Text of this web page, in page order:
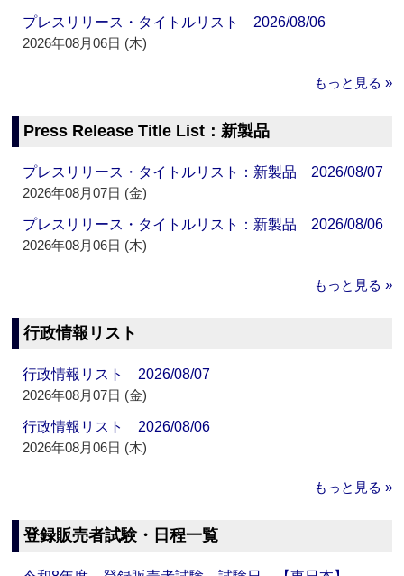
プレスリリース・タイトルリスト 2026/08/06
2026年08月06日 (木)
もっと見る »
Press Release Title List：新製品
プレスリリース・タイトルリスト：新製品 2026/08/07
2026年08月07日 (金)
プレスリリース・タイトルリスト：新製品 2026/08/06
2026年08月06日 (木)
もっと見る »
行政情報リスト
行政情報リスト 2026/08/07
2026年08月07日 (金)
行政情報リスト 2026/08/06
2026年08月06日 (木)
もっと見る »
登録販売者試験・日程一覧